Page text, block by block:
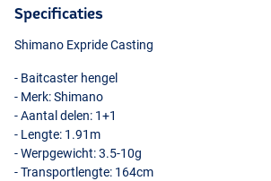
Specificaties
Shimano Expride Casting
- Baitcaster hengel
- Merk: Shimano
- Aantal delen: 1+1
- Lengte: 1.91m
- Werpgewicht: 3.5-10g
- Transportlengte: 164cm